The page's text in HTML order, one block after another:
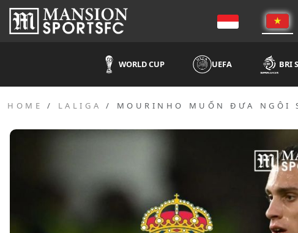
WORLD CUP UEFA BRI
HOME LALIGA MOURINHO MUỐN ĐƯA NGÔI